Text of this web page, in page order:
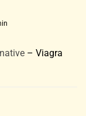
– Viagra